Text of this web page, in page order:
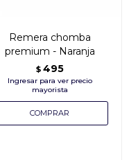
Remera chomba
premium - Naranja
$ 495